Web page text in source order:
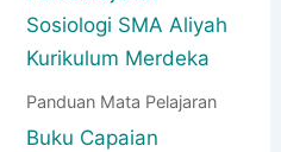
Panduan Mata Pelajaran
Buku Capaian